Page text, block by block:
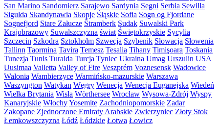
San Marino Sandomierz Sarajewo Sardynia Segni Serbia Sewilla
Sigulda Skandynawia Skopje Śląskie Sofia Sogn og Fjordane
Sognefjord Stare Załucze Štramberk Sudak Suwalski Park
Krajobrazowy Suwalszczyzna świat Świętokrzyskie Sycylia
Szczecin Szkodra Sztokholm Szwecja Szybenik Słowacja Słowenia
Tallinn Taormina Tavira Temesz Tesalia Tihany Timişoara Toskania
Tunezja Tunis Turaida Turcja Tyniec Ukraina Umag Urszulin USA
Uusimaa Valletta Valley of Fire Veszprém Voznesensk Wadowice
Walonia Wambierzyce Warmińsko-mazurskie Warszawa
Waszyngton Watykan Węgry Wenecja Wenecja Euganejska Wiedeń
Wielka Brytania Wisła Wörthersee Wrocław Wysowa-Zdrój Wyspy
Kanaryjskie WłochyYosemite Zachodniopomorskie Zadar
Zakopane Zjednoczone Emiraty Arabskie Zwierzyniec Złoty Stok
Łemkowszczyzna Łódź Łódzkie Łotwa Łowicz